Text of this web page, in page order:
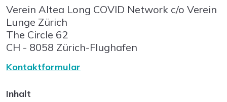
Verein Altea Long COVID Network c/o Verein
Lunge Zürich
The Circle 62
CH - 8058 Zürich-Flughafen
Kontaktformular
Inhalt